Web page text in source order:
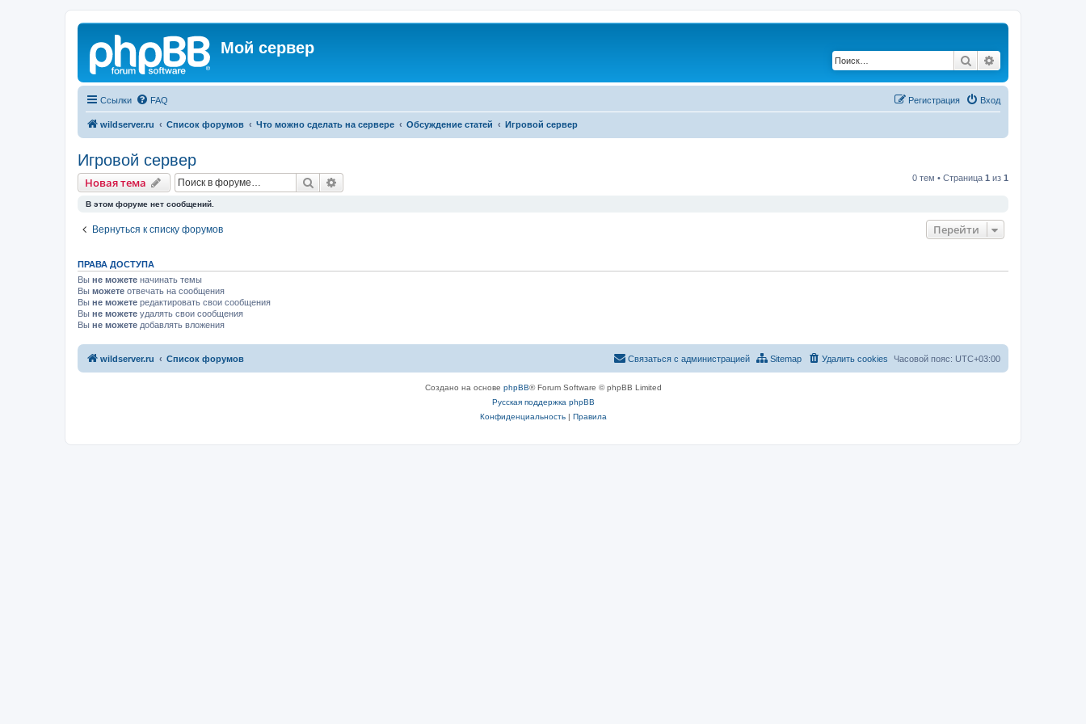
Мой сервер
Поиск
Ссылки FAQ Вход
Регистрация
wildserver.ru Список форумов Что можно сделать на сервере Обсуждение статей Игровой сервер
Игровой сервер
Новая тема Поиск 0 тем • Страница 1 из 1
В этом форуме нет сообщений.
Вернуться к списку форумов Перейти
ПРАВА ДОСТУПА
Вы не можете начинать темы
Вы можете отвечать на сообщения
Вы не можете редактировать свои сообщения
Вы не можете удалять свои сообщения
Вы не можете добавлять вложения
wildserver.ru Список форумов Часовой пояс: UTC+03:00
Удалить cookies
Sitemap
Связаться с администрацией
Создано на основе phpBB® Forum Software © phpBB Limited
Русская поддержка phpBB
Конфиденциальность| Правила